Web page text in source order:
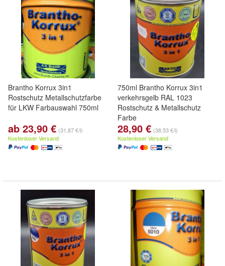
Brantho Korrux 3in1
Rostschutz Metallschutzfarbe
für LKW Farbauswahl 750ml
ab 23,90 € (31,87 €/l)
Kostenloser Versand
750ml Brantho Korrux 3in1
verkehrsgelb RAL 1023
Rostschutz & Metallschutz
Farbe
28,90 € (38,53 €/l)
Kostenloser Versand